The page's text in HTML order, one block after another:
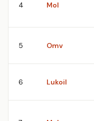
4 Mol
5 Omv
6 Lukoil